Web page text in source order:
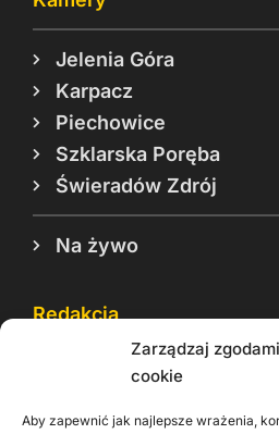
Zarządzaj
cookie
Aby zapewnić jak najlepsze wrażenia,
Jelenia Góra
Karpacz
Piechowice
Szklarska Poręba
Świeradów Zdrój
Na żywo
Redakcja
Reklama